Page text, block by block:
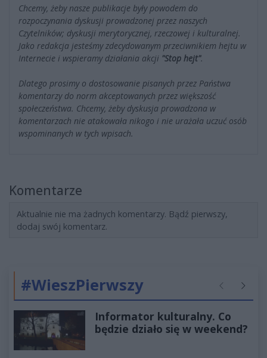
Chcemy, żeby nasze publikacje były powodem do
rozpoczynania dyskusji prowadzonej przez naszych
Czytelników; dyskusji merytorycznej, rzeczowej i kulturalnej.
Jako redakcja jesteśmy zdecydowanym przeciwnikiem hejtu w
Internecie i wspieramy działania akcji "Stop hejt".
Dlatego prosimy o dostosowanie pisanych przez Państwa
komentarzy do norm akceptowanych przez większość
społeczeństwa. Chcemy, żeby dyskusja prowadzona w
komentarzach nie atakowała nikogo i nie urażała uczuć osób
wspominanych w tych wpisach.
Komentarze
Aktualnie nie ma żadnych komentarzy. Bądź pierwszy,
dodaj swój komentarz.
#WieszPierwszy Poprzednie
Informator kulturalny. Co
będzie działo się w weekend?